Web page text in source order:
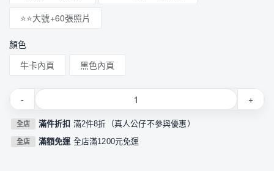
⭐⭐大號+60張照片
顏色
牛卡內頁 黑色內頁
- +
全店 滿件折扣 滿2件8折（真人公仔不參與優惠）
全店 滿額免運 全店滿1200元免運